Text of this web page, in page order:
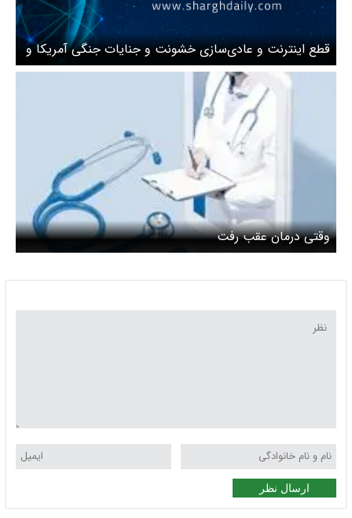
قطع اینترنت و عادی‌سازی خشونت و جنایات جنگی آمریکا و
اسرائیل
‌وقتی درمان عقب رفت
ارسال نظر